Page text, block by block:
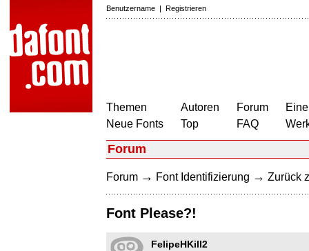
Benutzername | Registrieren
Themen
Neue Fonts
Autoren
Top
Forum
FAQ
Forum
Forum → Font Identifizierung → Zurück
Font Please?!
FelipeHKill2